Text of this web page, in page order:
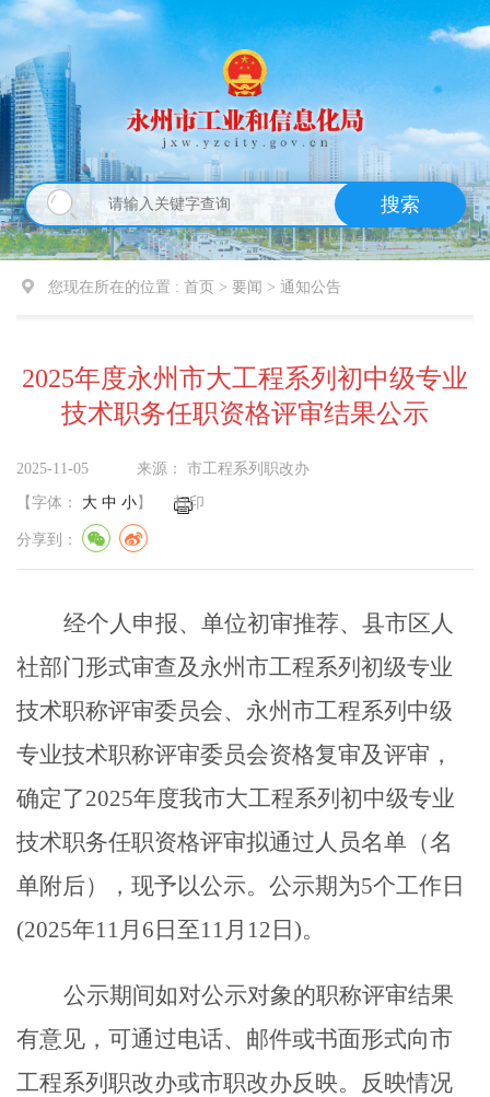
搜索
您现在所在的位置 : 首页 > 要闻 > 通知公告
2025年度永州市大工程系列初中级专业
技术职务任职资格评审结果公示
2025-11-05 来源： 市工程系列职改办
【字体： 大 中 小 】 打印
分享到：
经个人申报、单位初审推荐、县市区人
社部门形式审查及 永州市工程系列初级专业
技术职称评审委员会、永州市工程系列中级
专业技术职称评审委员会资格复审及评审，
确定了2025年度我市大工程系列初中级专业
技术职务任职资格评审拟通过人员名单（名
单附后），现予以公示。公示期为5个工作日
(2025年11 月 6 日至11 月 12 日 )。
公示期间如对公示对象的职称评审结果
有意见，可通过电话、邮件或书面形式向市
工程系列职改办或市职改办反映。反映情况